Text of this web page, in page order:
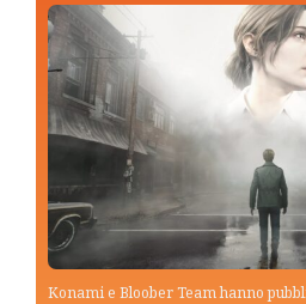
Konami e Bloober Team hanno